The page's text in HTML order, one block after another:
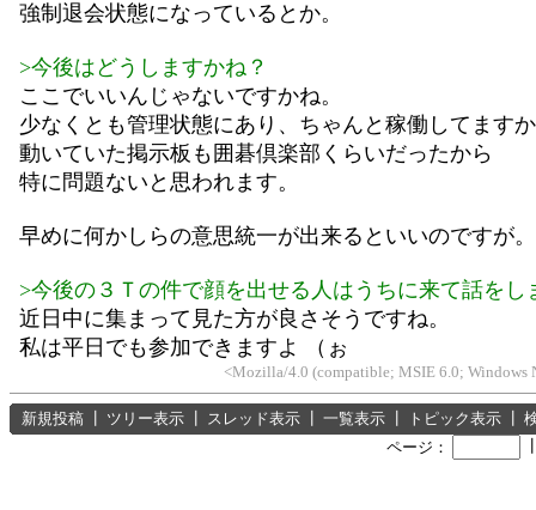
強制退会状態になっているとか。
>今後はどうしますかね？
ここでいいんじゃないですかね。
少なくとも管理状態にあり、ちゃんと稼働してます
動いていた掲示板も囲碁倶楽部くらいだったから
特に問題ないと思われます。
早めに何かしらの意思統一が出来るといいのですが。
>今後の３Ｔの件で顔を出せる人はうちに来て話をし
近日中に集まって見た方が良さそうですね。
私は平日でも参加できますよ （ぉ
<Mozilla/4.0 (compatible; MSIE 6.0; Windows
新規投稿 ツリー表示 スレッド表示 一覧表示 トピック表示
ページ：